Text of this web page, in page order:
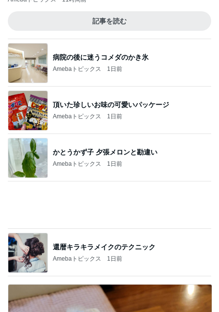
Amebaトピックス 1日前
頂いた珍しいお味の可愛いパッケージ
Amebaトピックス 1日前
かとうかず子 夕張メロンと勘違い
Amebaトピックス 1日前